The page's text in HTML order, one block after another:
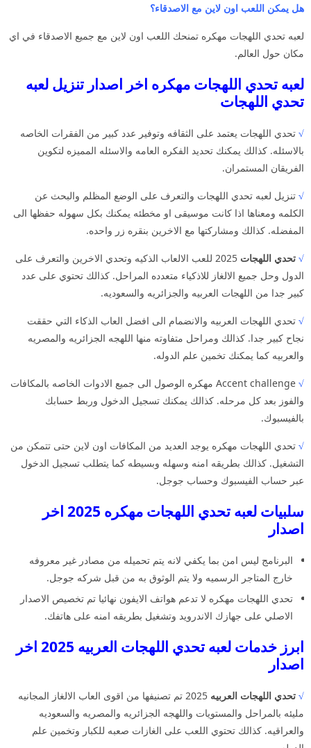
هل يمكن اللعب اون لاين مع الاصدقاء؟
لعبه تحدي اللهجات مهكره تمنحك اللعب اون لاين مع جميع الاصدقاء في اي
مكان حول العالم.
لعبه تحدي اللهجات مهكره اخر اصدار تنزيل لعبه
تحدي اللهجات
√ تحدي اللهجات يعتمد على الثقافه وتوفير عدد كبير من الفقرات الخاصه
بالاسئله. كذالك يمكنك تحديد الفكره العامه والاسئله المميزه لتكوين
الفريقان المستمران.
√ تنزيل لعبه تحدي اللهجات والتعرف على الوضع المظلم والبحث عن
الكلمه ومعناها اذا كانت موسيقى او مخطئه يمكنك بكل سهوله حفظها الى
المفضله. كذالك ومشاركتها مع الاخرين بنقره زر واحده.
√ تحدي اللهجات
2025 للعب الالعاب الذكيه وتحدي الاخرين والتعرف على
الدول وحل جميع الالغاز للاذكياء متعدده المراحل. كذالك تحتوي على عدد
كبير جدا من اللهجات العربيه والجزائريه والسعوديه.
√ تحدي اللهجات العربيه والانضمام الى افضل العاب الذكاء التي حققت
نجاح كبير جدا. كذالك ومراحل متفاوته منها اللهجه الجزائريه والمصريه
والعربيه كما يمكنك تخمين علم الدوله.
√
Accent challenge مهكره الوصول الى جميع الادوات الخاصه بالمكافات
والفوز بعد كل مرحله. كذالك يمكنك تسجيل الدخول وربط حسابك
بالفيسبوك.
√ تحدي اللهجات مهكره يوجد العديد من المكافات اون لاين حتى تتمكن من
التشغيل. كذالك بطريقه امنه وسهله وبسيطه كما يتطلب تسجيل الدخول
عبر حساب الفيسبوك وحساب جوجل.
سلبيات لعبه تحدي اللهجات مهكره 2025 اخر
اصدار
البرنامج ليس امن بما يكفي لانه يتم تحميله من مصادر غير معروفه
خارج المتاجر الرسميه ولا يتم الوثوق به من قبل شركه جوجل.
تحدي اللهجات مهكره لا تدعم هواتف الايفون نهائيا تم تخصيص الاصدار
الاصلي على جهازك الاندرويد وتشغيل بطريقه امنه على هاتفك.
ابرز خدمات لعبه تحدي اللهجات العربيه 2025 اخر
اصدار
√ تحدي اللهجات العربيه
2025 تم تصنيفها من اقوى العاب الالغاز المجانيه
مليئه بالمراحل والمستويات واللهجه الجزائريه والمصريه والسعوديه
والعراقيه. كذالك تحتوي اللعب على الغازات صعبه للكبار وتخمين علم